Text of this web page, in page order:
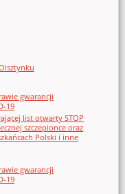
gwarancji
19
list otwarty STOP
szczepionce oraz
Polski i inne
gwarancji
19